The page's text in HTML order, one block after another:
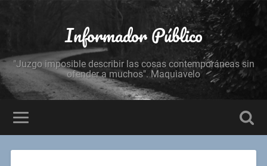
Informador Público
"Juzgo imposible describir las cosas contemporáneas sin
ofender a muchos". Maquiavelo